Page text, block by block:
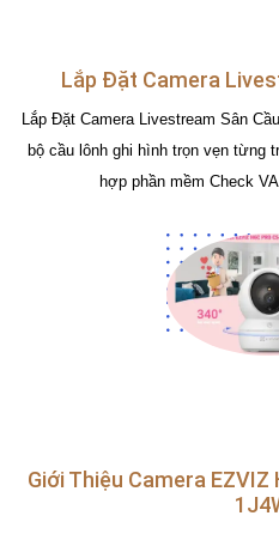
Lắp Đặt Camera
Lắp Đặt Camera Livestream Sân
bộ cầu lônh ghi hình trọn vẹn từng
hợp phần mềm Check
Giới Thiệu Camera EZVIZ